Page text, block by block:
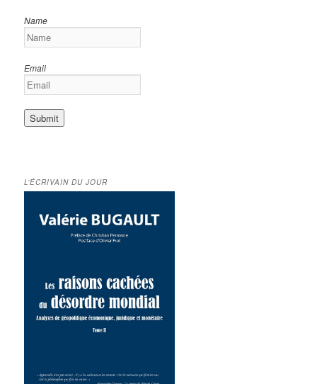
Name
Email
L’ÉCRIVAIN DU JOUR